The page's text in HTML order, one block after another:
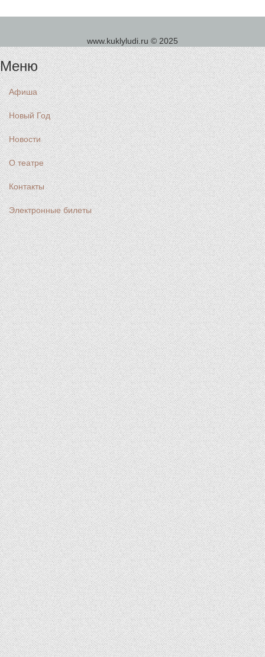
www.kuklyludi.ru © 2025
Меню
Афиша
Новый Год
Новости
О театре
Контакты
Электронные билеты